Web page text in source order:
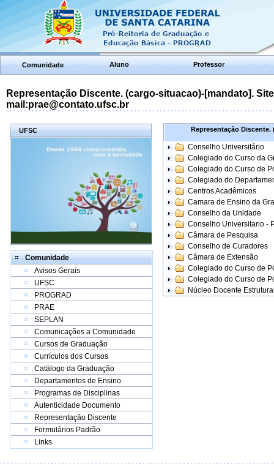
Comunidade Aluno Professor
Representação Discente. (cargo-situacao)-[mandato].
mail:prae@contato.ufsc.br
UFSC
Comunidade
Avisos Gerais
UFSC
PROGRAD
PRAE
SEPLAN
Comunicações a Comunidade
Cursos de Graduação
Currículos dos Cursos
Catálogo da Graduação
Departamentos de Ensino
Programas de Disciplinas
Autenticidade Documento
Representação Discente
Formulários Padrão
Links
Representação Discente.
Conselho Universitário
Colegiado do Curso da
Colegiado do Curso de
Colegiado do
Centros Acadêmicos
Camara de Ensino da
Conselho da Unidade
Conselho Universitario -
Câmara de Pesquisa
Conselho de Curadores
Câmara de Extensão
Colegiado do Curso de
Colegiado do Curso de
Núcleo Docente